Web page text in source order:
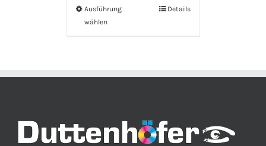
von 5Ausführung
wählen
Details